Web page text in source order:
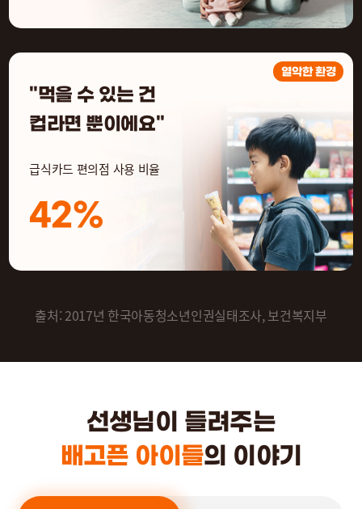
열악한 환경
"먹을 수 있는 건
컵라면 뿐이에요"
급식카드 편의점 사용 비율
42%
출처: 2017년 한국아동청소년인권실태조사, 보건복지부
선생님이 들려주는
배고픈 아이들의 이야기